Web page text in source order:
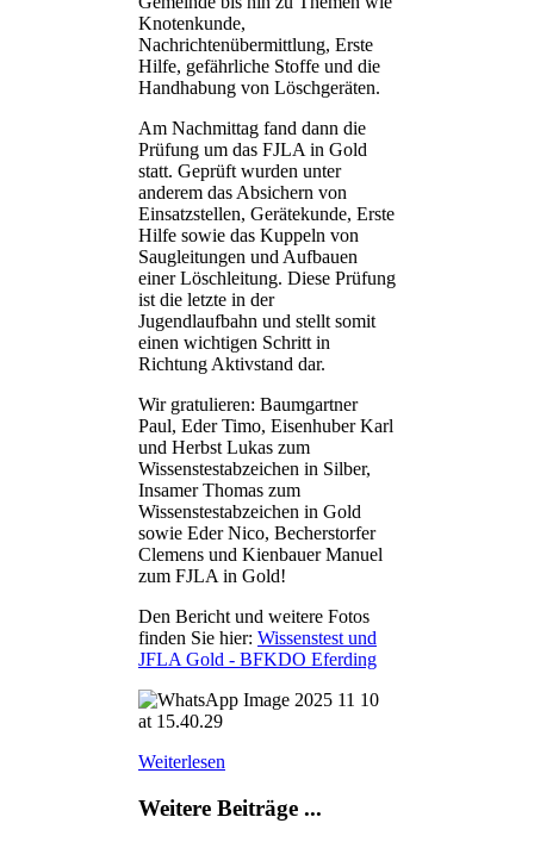
Knotenkunde,
Nachrichtenübermittlung, Erste
Hilfe, gefährliche Stoffe und die
Handhabung von Löschgeräten.
Am Nachmittag fand dann die
Prüfung um das FJLA in Gold
statt. Geprüft wurden unter
anderem das Absichern von
Einsatzstellen, Gerätekunde, Erste
Hilfe sowie das Kuppeln von
Saugleitungen und Aufbauen
einer Löschleitung. Diese Prüfung
ist die letzte in der
Jugendlaufbahn und stellt somit
einen wichtigen Schritt in
Richtung Aktivstand dar.
Wir gratulieren: Baumgartner
Paul, Eder Timo, Eisenhuber Karl
und Herbst Lukas zum
Wissenstestabzeichen in Silber,
Insamer Thomas zum
Wissenstestabzeichen in Gold
sowie Eder Nico, Becherstorfer
Clemens und Kienbauer Manuel
zum FJLA in Gold!
Den Bericht und weitere Fotos
finden Sie hier: Wissenstest und
JFLA Gold - BFKDO Eferding
Weiterlesen
Weitere Beiträge ...